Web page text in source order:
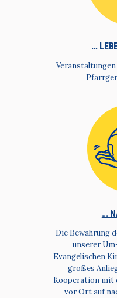
...
...
Die Bewahrung
unserer
Evangelischen
großes
Kooperation mit
vor Ort auf